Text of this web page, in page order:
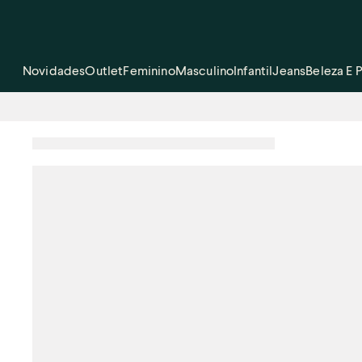
NovidadesOutletFemininoMasculinoInfantilJeansBeleza E